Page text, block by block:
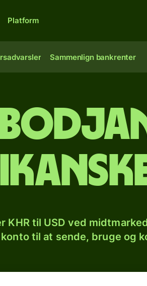
Platform
Sammenlign bankrenter
KHR til USD ved
til at sende, bruge og